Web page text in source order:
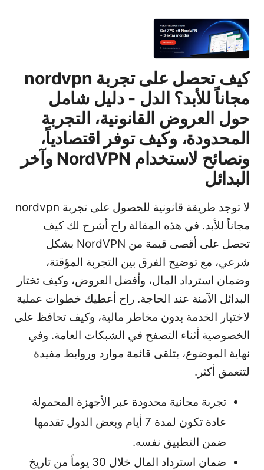
كيف تحصل على تجربة nordvpn
مجاناً للأبد؟ الدل - دليل شامل
حول العروض القانونية، التجربة
المحدودة، وكيف توفر اقتصادياً،
ونصائح لاستخدام NordVPN وآخر
البدائل
لا توجد طريقة قانونية للحصول على تجربة nordvpn
مجاناً للأبد. في هذه المقالة راح أشرح لك كيف
تحصل على أقصى قيمة من NordVPN بشكل
شرعي، مع توضيح الفرق بين التجربة المؤقتة،
وضمان استرداد المال، وأفضل العروض، وكيف تختار
البدائل الآمنة عند الحاجة. راح أعطيك خطوات عملية
لاختبار الخدمة بدون مخاطر مالية، وكيف تحافظ على
الخصوصية أثناء التصفح في الشبكات العامة. وفي
نهاية الموضوع، بتلقى قائمة موارد وروابط مفيدة
لتتعمق أكثر.
تجربة مجانية محدودة عبر الأجهزة المحمولة
عادة تكون لمدة 7 أيام وبعض الدول تقدمها
ضمن التطبيق نفسه.
ضمان استرداد المال خلال 30 يوماً من تاريخ